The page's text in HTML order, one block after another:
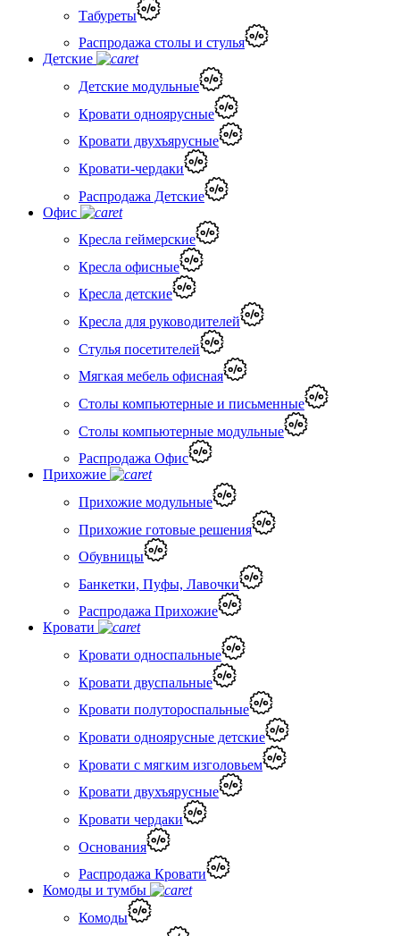
Табуреты
Распродажа столы и стулья
Детские
Детские модульные
Кровати одноярусные
Кровати двухъярусные
Кровати-чердаки
Распродажа Детские
Офис
Кресла геймерские
Кресла офисные
Кресла детские
Кресла для руководителей
Стулья посетителей
Мягкая мебель офисная
Столы компьютерные и письменные
Столы компьютерные модульные
Распродажа Офис
Прихожие
Прихожие модульные
Прихожие готовые решения
Обувницы
Банкетки, Пуфы, Лавочки
Распродажа Прихожие
Кровати
Кровати односпальные
Кровати двуспальные
Кровати полутороспальные
Кровати одноярусные детские
Кровати с мягким изголовьем
Кровати двухъярусные
Кровати чердаки
Основания
Распродажа Кровати
Комоды и тумбы
Комоды